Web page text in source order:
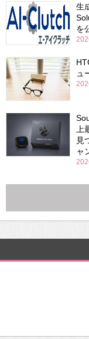
生
を
ュ
上
見
ャ